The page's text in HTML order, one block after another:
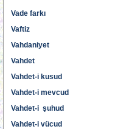
Vade farkı
Vaftiz
Vahdaniyet
Vahdet
Vahdet-i kusud
Vahdet-i mevcud
Vahdet-i şuhud
Vahdet-i vücud